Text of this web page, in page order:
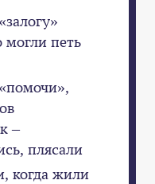
могли петь
–
плясали
когда жили